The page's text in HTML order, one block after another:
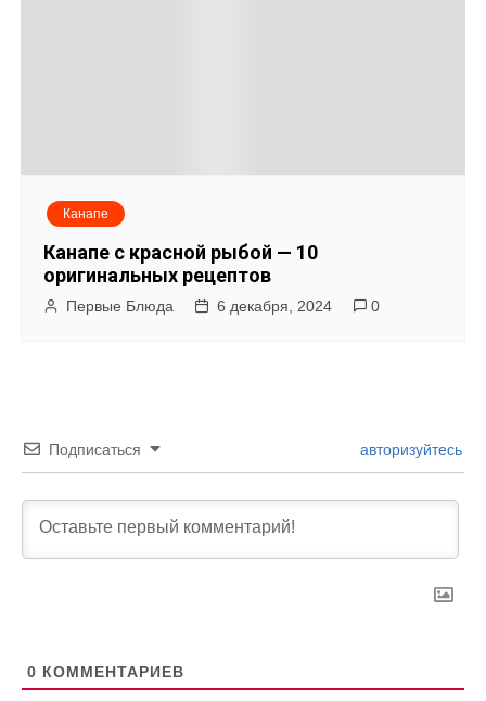
Канапе
Канапе с красной рыбой — 10
оригинальных рецептов
Первые Блюда 6 декабря, 2024 0
Подписаться авторизуйтесь
0 КОММЕНТАРИЕВ